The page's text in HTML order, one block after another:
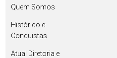
Quem Somos
Histórico e
Conquistas
Atual Diretoria e